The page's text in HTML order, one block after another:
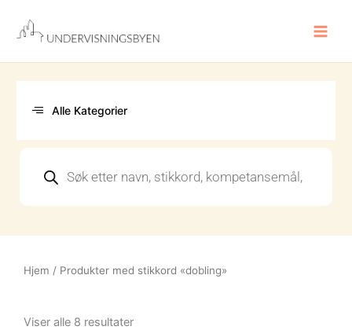
innholdet
Alle Kategorier
search
Hjem / Produkter med stikkord «dobling»
Viser alle 8 resultateretter